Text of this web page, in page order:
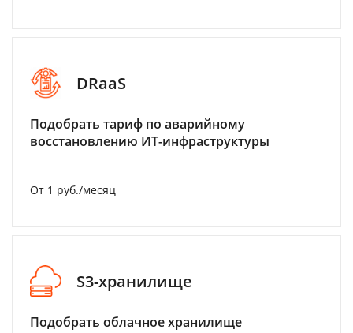
DRaaS
Подобрать тариф по аварийному
восстановлению ИТ-инфраструктуры
От 1 руб./месяц
S3-хранилище
Подобрать облачное хранилище